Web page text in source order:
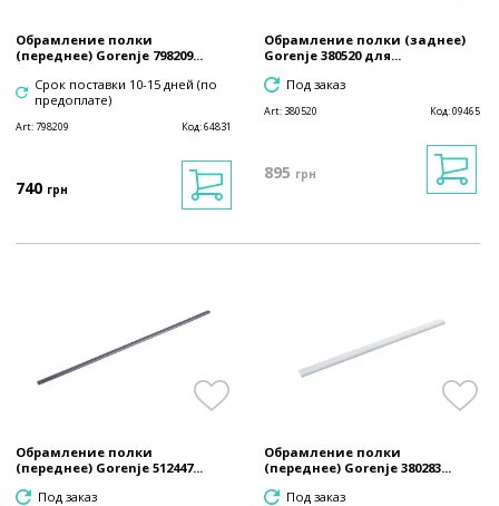
Обрамление полки
(переднее) Gorenje 798209...
Срок поставки 10-15 дней (по
предоплате)
Art:798209 Код:64831
740 грн
Обрамление полки (заднее)
Gorenje 380520 для...
Под заказ
Art: 380520 Код:09465
895 грн
Обрамление полки
(переднее) Gorenje 512447...
Под заказ
Обрамление полки
(переднее) Gorenje 380283...
Под заказ